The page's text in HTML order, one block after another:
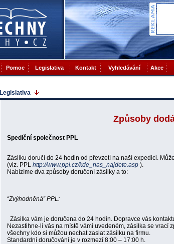
Pomoc Legislativa Kontakt Vyhledávání Akce
Legislativa
Způsoby
Spediční spo lečnost PPL
Zásilku doručí do 24 hodin od převzetí na naší expedici.
(viz. PPL http://www.ppl.cz/kde_nas_najdete.asp ).
Nabízíme dva způsoby doručení zásilky a to:
“Zvýhodněná” PPL:
Zásilka vám je doručena do 24 hodin. Dopravce vás
Nezastihne-li vás na místě vámi uvedeném, zásilka se vrací
všechny kdo si můžou nechat zaslat zásilku na firmu.
Standardní doručování je v rozmezí 8:00 – 17:00 h.